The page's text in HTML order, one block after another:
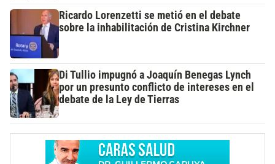
Ricardo Lorenzetti se metió en el debate
sobre la inhabilitación de Cristina Kirchner
Di Tullio impugnó a Joaquín Benegas Lynch
por un presunto conflicto de intereses en el
debate de la Ley de Tierras